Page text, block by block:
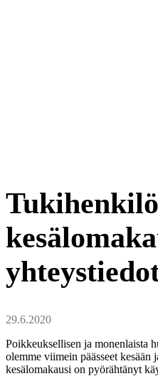
Poikkeuksellisen ja monenlaista
olemme viimein päässeet
kesälomakausi on pyörähtänyt